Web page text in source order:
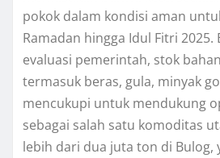
pokok dalam kondisi aman
Ramadan hingga Idul Fitri 2025.
evaluasi pemerintah, stok
termasuk beras, gula, minyak
mencukupi untuk mendukung
sebagai salah satu komoditas
lebih dari dua juta ton di Bulog,